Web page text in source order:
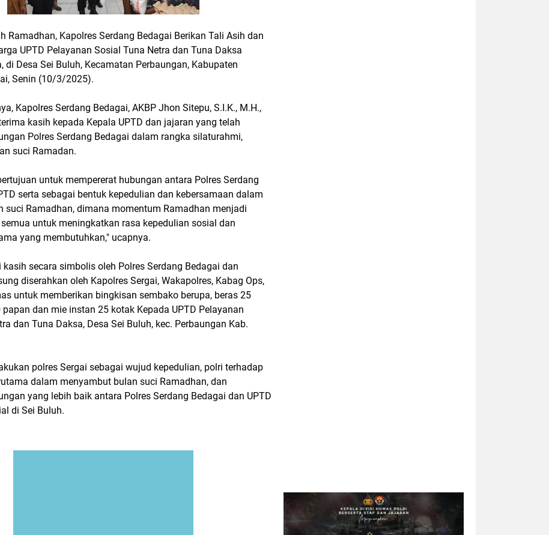
Ramadhan, Kapolres Serdang Bedagai Berikan Tali Asih dan
UPTD Pelayanan Sosial Tuna Netra dan Tuna Daksa
di Desa Sei Buluh, Kecamatan Perbaungan, Kabupaten
Senin (10/3/2025).
Kapolres Serdang Bedagai, AKBP Jhon Sitepu, S.I.K., M.H.,
kasih kepada Kepala UPTD dan jajaran yang telah
Polres Serdang Bedagai dalam rangka silaturahmi,
suci Ramadan.
untuk mempererat hubungan antara Polres Serdang
serta sebagai bentuk kepedulian dan kebersamaan dalam
suci Ramadhan, dimana momentum Ramadhan menjadi
untuk meningkatkan rasa kepedulian sosial dan
yang membutuhkan," ucapnya.
kasih secara simbolis oleh Polres Serdang Bedagai dan
diserahkan oleh Kapolres Sergai, Wakapolres, Kabag Ops,
untuk memberikan bingkisan sembako berupa, beras 25
papan dan mie instan 25 kotak Kepada UPTD Pelayanan
dan Tuna Daksa, Desa Sei Buluh, kec. Perbaungan Kab.
polres Sergai sebagai wujud kepedulian, polri terhadap
dalam menyambut bulan suci Ramadhan, dan
yang lebih baik antara Polres Serdang Bedagai dan UPTD
di Sei Buluh.